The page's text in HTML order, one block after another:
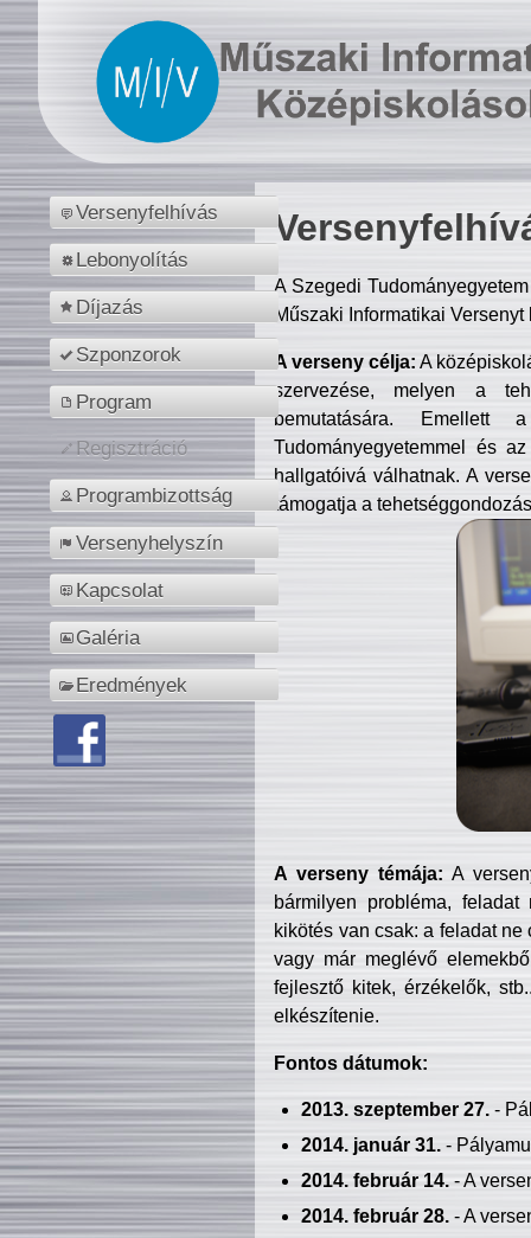
Versenyfelhívás
Lebonyolítás
Díjazás
Szponzorok
Program
Regisztráció
Programbizottság
Versenyhelyszín
Kapcsolat
Galéria
Eredmények
A Szegedi
Műszaki Informatikai
A verseny célja: A
szervezése, melyen a
bemutatására. Emellett
Tudományegyetemmel és
hallgatóivá válhatnak. A
támogatja a
A verseny témája: A
bármilyen probléma, feladat
kikötés van csak: a feladat
vagy már meglévő
fejlesztő kitek, érzékelők,
elkészítenie.
Fontos dátumok:
2013. szeptember 27.-
2014. január 31.-
2014. február 14.- A
2014. február 28.- A